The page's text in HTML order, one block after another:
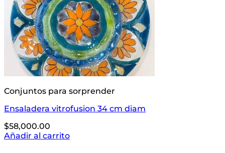
Conjuntos para sorprender
Ensaladera vitrofusion 34 cm diam
$58,000.00
Añadir al carrito